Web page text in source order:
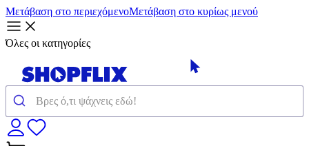
Μετάβαση στο περιεχόμενοΜετάβαση στο κυρίως μενού
Όλες οι κατηγορίες